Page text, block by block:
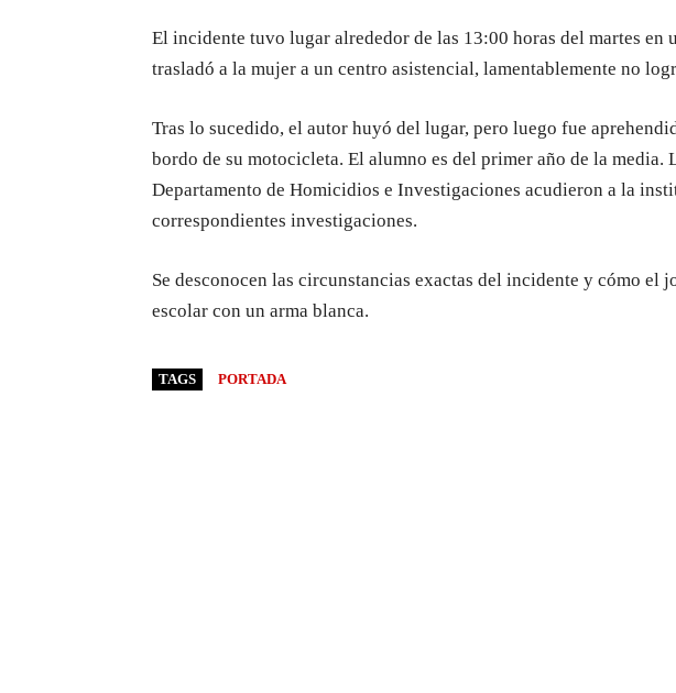
El incidente tuvo lugar alrededor de las 13:00 horas del martes en
trasladó a la mujer a un centro asistencial, lamentablemente no
Tras lo sucedido, el autor huyó del lugar, pero luego fue
bordo de su motocicleta. El alumno es del primer año de la media.
Departamento de Homicidios e Investigaciones acudieron a la
correspondientes investigaciones.
Se desconocen las circunstancias exactas del incidente y cómo el
escolar con un arma blanca.
TAGS PORTADA